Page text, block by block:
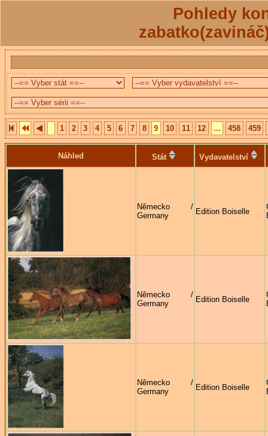
Pohledy
1 2 3 4 5 6 7 8 9 10 11 12 ... 458 459
Náhled Stát Vydavatelství
Německo /
Germany
Edition Boiselle
Německo /
Germany
Edition Boiselle
Německo /
Germany
Edition Boiselle